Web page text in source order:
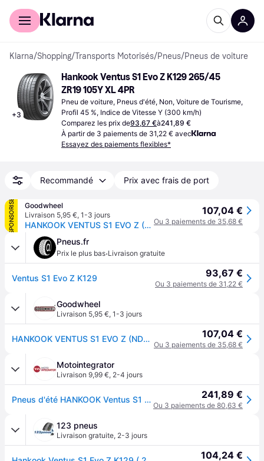
Acheter avec Klarna
Klarna/Shopping/Transports Motorisés/Pneus/Pneus de voiture
+3
Hankook Ventus S1 Evo Z K129 265/45
ZR19 105Y XL 4PR
Pneu de voiture, Pneus d'été, Non, Voiture de Tourisme,
Profil 45 %, Indice de Vitesse Y (300 km/h)
Comparez les prix de93,67 €à241,89 €
À partir de 3 paiements de 31,22 € avec
Essayez des paiements flexibles*
Recommandé Prix avec frais de port
SPONSORISÉ
Goodwheel
Livraison 5,95 €, 1-3 jours
HANKOOK VENTUS S1 EVO Z (ND0) 265/45R19 105Y (ND0) XL MFS BSW
107,04 €
Ou 3 paiements de 35,68 €
Pneus.fr
Prix le plus bas·Livraison gratuite
Ventus S1 Evo Z K129 93,67 €
Ou 3 paiements de 31,22 €
Goodwheel
Livraison 5,95 €, 1-3 jours
HANKOOK VENTUS S1 EVO Z (ND0) 265/45R19 105Y (ND0) XL MFS BSW 107,04 €
Ou 3 paiements de 35,68 €
Motointegrator
Livraison 9,99 €, 2-4 jours
Pneus d'été HANKOOK Ventus S1 evo Z K129 265/45R19 XL 105Y 241,89 €
Ou 3 paiements de 80,63 €
123 pneus
Livraison gratuite, 2-3 jours
104,24 €